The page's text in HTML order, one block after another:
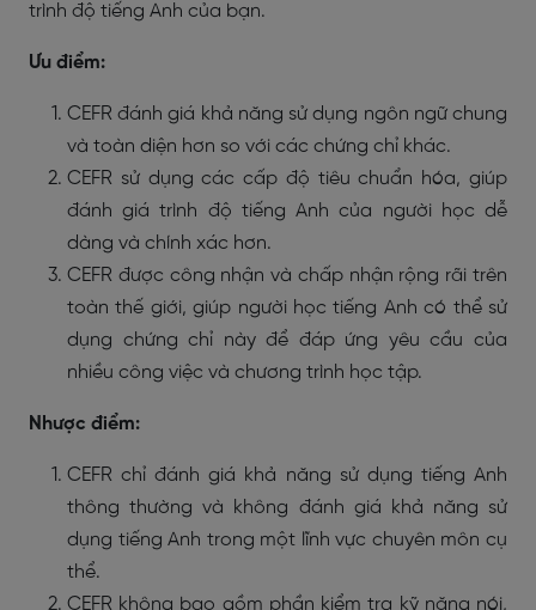
trình độ tiếng Anh của bạn.
Ưu điểm:
CEFR đánh giá khả năng sử dụng ngôn ngữ chung
và toàn diện hơn so với các chứng chỉ khác.
CEFR sử dụng các cấp độ tiêu chuẩn hóa, giúp
đánh giá trình độ tiếng Anh của người học dễ
dàng và chính xác hơn.
CEFR được công nhận và chấp nhận rộng rãi trên
toàn thế giới, giúp người học tiếng Anh có thể sử
dụng chứng chỉ này để đáp ứng yêu cầu của
nhiều công việc và chương trình học tập.
Nhược điểm:
CEFR chỉ đánh giá khả năng sử dụng tiếng Anh
thông thường và không đánh giá khả năng sử
dụng tiếng Anh trong một lĩnh vực chuyên môn cụ
thể.
CEFR không bao gồm phần kiểm tra kỹ năng nói,